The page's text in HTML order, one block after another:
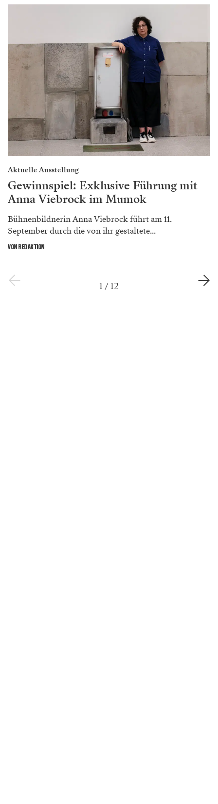
Aktuelle Ausstellung
Gewinnspiel: Exklusive Führung mit
Anna Viebrock im Mumok
Bühnenbildnerin Anna Viebrock führt am 11.
September durch die von ihr gestaltete...
VON REDAKTION
1 /12